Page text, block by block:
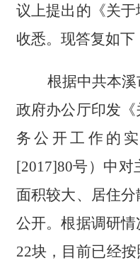
议上提出的 《关
收悉。现答复如下
根据中共本
政府办公厅印发《
务公开工作的
[2017]80号）中
面积较大、居住
公开。根据调研
22块 ，目前已经